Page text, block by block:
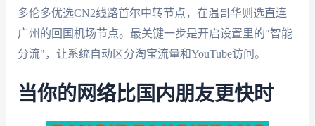
多伦多优选CN2线路首尔中转节点，在温哥华则选直连
广州的回国机场节点。最关键一步是开启设置里的"智能
分流"，让系统自动区分淘宝流量和YouTube访问。
当你的网络比国内朋友更快时